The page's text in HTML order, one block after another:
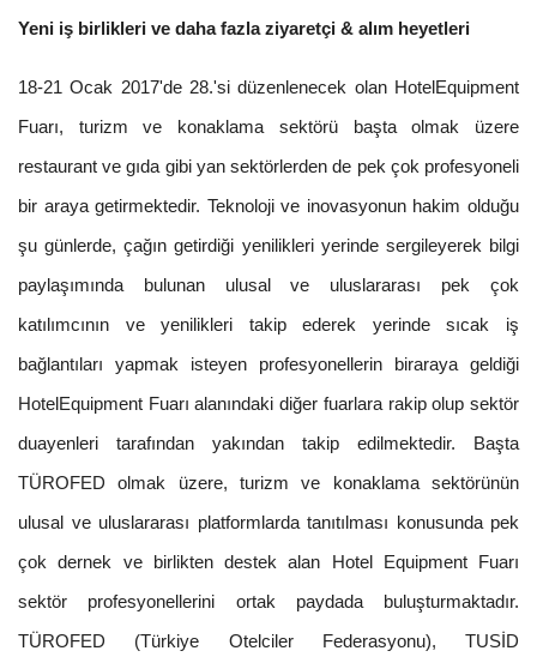
Yeni iş birlikleri ve daha fazla ziyaretçi & alım heyetleri
18-21 Ocak 2017'de 28.'si düzenlenecek olan HotelEquipment
Fuarı, turizm ve konaklama sektörü başta olmak üzere
restaurant ve gıda gibi yan sektörlerden de pek çok profesyoneli
bir araya getirmektedir. Teknoloji ve inovasyonun hakim olduğu
şu günlerde, çağın getirdiği yenilikleri yerinde sergileyerek bilgi
paylaşımında bulunan ulusal ve uluslararası pek çok
katılımcının ve yenilikleri takip ederek yerinde sıcak iş
bağlantıları yapmak isteyen profesyonellerin biraraya geldiği
HotelEquipment Fuarı alanındaki diğer fuarlara rakip olup sektör
duayenleri tarafından yakından takip edilmektedir. Başta
TÜROFED olmak üzere, turizm ve konaklama sektörünün
ulusal ve uluslararası platformlarda tanıtılması konusunda pek
çok dernek ve birlikten destek alan Hotel Equipment Fuarı
sektör profesyonellerini ortak paydada buluşturmaktadır.
TÜROFED (Türkiye Otelciler Federasyonu), TUSİD